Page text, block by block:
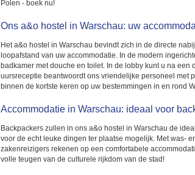
Polen - boek nu!
Ons a&o hostel in Warschau: uw
Het a&o hostel in Warschau bevindt zich in de directe
loopafstand van uw accommodatie. In de modern
badkamer met douche en toilet. In de lobby kunt u na
uursreceptie beantwoordt ons vriendelijke personeel met
binnen de kortste keren op uw bestemmingen in en rond
Accommodatie in Warschau: ideaal voor
Backpackers zullen in ons a&o hostel in Warschau de
voor de echt leuke dingen ter plaatse mogelijk. Met was-
zakenreizigers rekenen op een comfortabele
volle teugen van de culturele rijkdom van de stad!